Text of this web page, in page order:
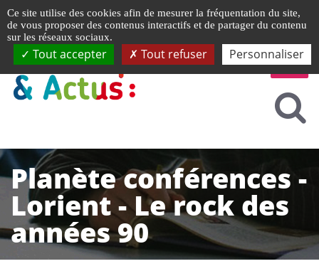
Planète conférences -
Lorient - Le rock des
années 90
Ce site utilise des cookies afin de mesurer la fréquentation du site,
de vous proposer des contenus interactifs et de partager du contenu
sur les réseaux sociaux.
Tout accepter Tout refuser Personnaliser